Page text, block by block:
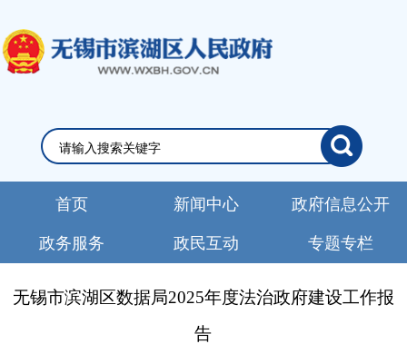
首页 新闻中心 政府信息公开
政务服务 政民互动 专题专栏
无锡市滨湖区数据局2025年度法治政府建设工作报
告